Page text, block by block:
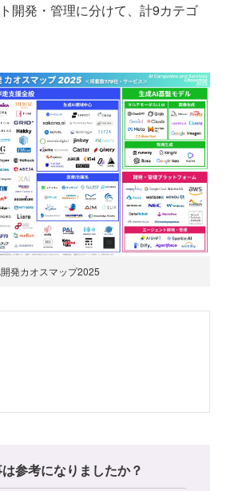
開発・管理に分けて、計9カテゴ
発カオスマップ2025
参考になりましたか？